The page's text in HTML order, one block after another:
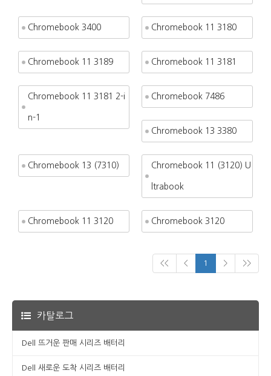
Chromebook 3400 Chromebook 11 3180
Chromebook 11 3189 Chromebook 11 3181
Chromebook 11 3181 2-i
n-1
Chromebook 7486
Chromebook 13 3380
Chromebook 13 (7310) Chromebook 11 (3120) U
ltrabook
Chromebook 11 3120 Chromebook 3120
<< < 1 > >>
카탈로그
Dell 뜨거운 판매 시리즈 배터리
Dell 새로운 도착 시리즈 배터리